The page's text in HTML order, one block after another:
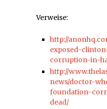
Verweise:
http://
exposed-
corruption-in-
http://
news/doctor-
foundation-
dead/